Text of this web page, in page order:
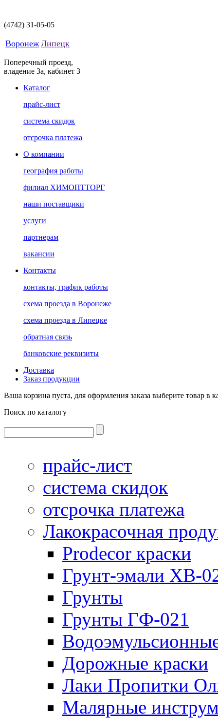
(4742) 31-05-05
Воронеж Липецк
Поперечный проезд,
владение 3а, кабинет 3
Каталог
прайс-лист
система скидок
отсрочка платежа
О компании
география работы
филиал ХИМОПТТОРГ
наши поставщики
услуги
партнерам
вакансии
Контакты
контакты, график работы
схема проезда в Воронеже
схема проезда в Липецке
обратная связь
банковские реквизиты
Доставка
Заказ продукции
Ваша корзина пуста, для оформления заказа выберите товар в
Поиск по каталогу
прайс-лист
система скидок
отсрочка платежа
Лакокрасочная
Prodecor краски
Грунт-эмали ХВ-
Грунты
Грунты ГФ-021
Дорожные краски
Лаки Пропитки
Малярные